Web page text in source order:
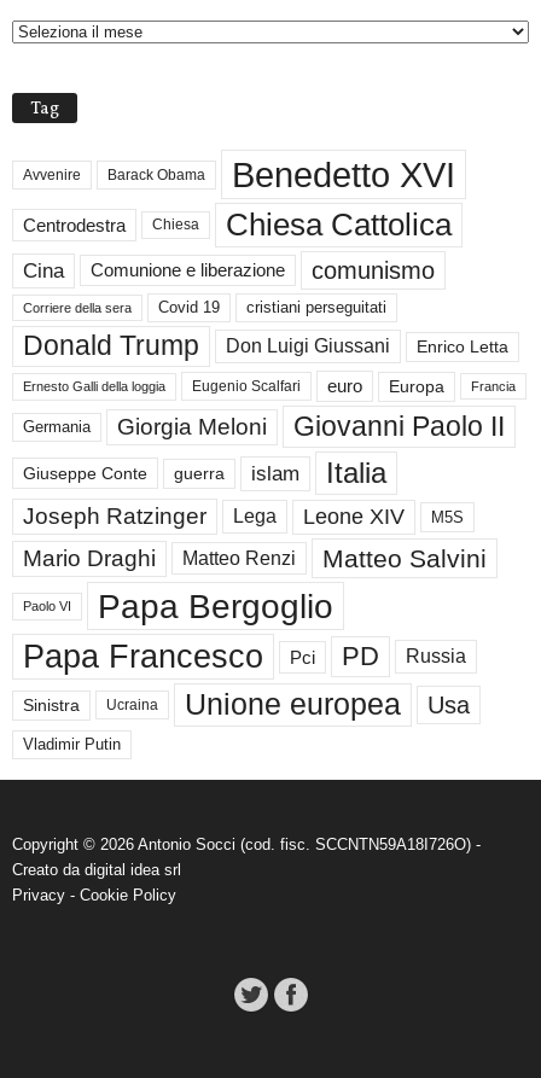
H
Tag
Avvenire Barack Obama Benedetto XVI
Centrodestra Chiesa Chiesa Cattolica
Cina Comunione e liberazione comunismo
Corriere della sera Covid 19 cristiani perseguitati
Donald Trump Don Luigi Giussani Enrico Letta
Ernesto Galli della loggia Eugenio Scalfari euro Europa Francia
Germania Giorgia Meloni Giovanni Paolo II
Giuseppe Conte guerra islam Italia
Joseph Ratzinger Lega Leone XIV M5S
Mario Draghi Matteo Renzi Matteo Salvini
Paolo VI Papa Bergoglio
Papa Francesco Pci PD Russia
Sinistra Ucraina Unione europea Usa
Vladimir Putin
Copyright © 2026 Antonio Socci (cod. fisc. SCCNTN59A18I726O) -
Creato da digital idea srl
Privacy - Cookie Policy